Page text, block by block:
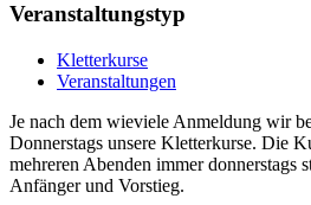
Veranstaltungstyp
Kletterkurse
Veranstaltungen
Je nach dem wieviele Anmeldung wir
Donnerstags unsere Kletterkurse. Die
mehreren Abenden immer donnerstags
Anfänger und Vorstieg.